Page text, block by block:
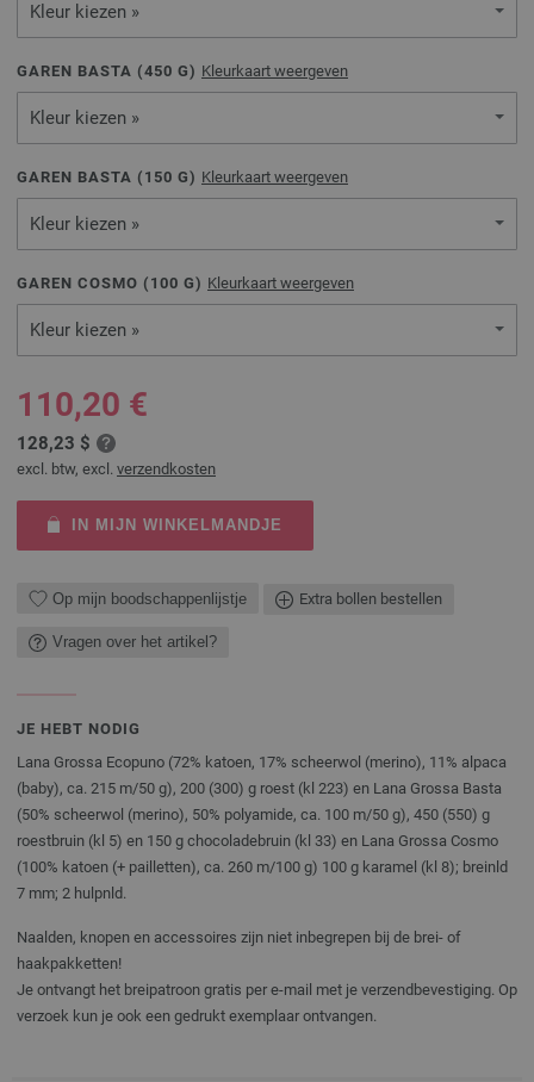
Kleur kiezen »
GAREN BASTA (450 G) Kleurkaart weergeven
Kleur kiezen »
GAREN BASTA ( 150 G) Kleurkaart weergeven
Kleur kiezen »
GAREN COSMO ( 100 G) Kleurkaart weergeven
Kleur kiezen »
110,20 €
128,23 $
excl. btw, excl. verzendkosten
IN MIJN WINKELMANDJE
Op mijn boodschappenlijstje Extra bollen bestellen
Vragen over het artikel?
JE HEBT NODIG
Lana Grossa Ecopuno (72% katoen, 17% scheerwol (merino), 11% alpaca
(baby), ca. 215 m/50 g), 200 (300) g roest (kl 223) en Lana Grossa Basta
(50% scheerwol (merino), 50% polyamide, ca. 100 m/50 g), 450 (550) g
roestbruin (kl 5) en 150 g chocoladebruin (kl 33) en Lana Grossa Cosmo
(100% katoen (+ pailletten), ca. 260 m/100 g) 100 g karamel (kl 8); breinld
7 mm; 2 hulpnld.
Naalden, knopen en accessoires zijn niet inbegrepen bij de brei- of
haakpakketten!
Je ontvangt het breipatroon gratis per e-mail met je verzendbevestiging. Op
verzoek kun je ook een gedrukt exemplaar ontvangen.